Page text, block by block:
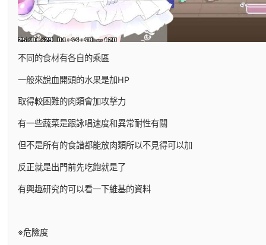
不同的食材有各自的乘區
一般來說血開頭的水果是加HP
取得較困難的肉類會加攻擊力
有一些蔬菜是跟詠唱速度和異常耐性有關
但不是所有的食譜都能放肉類所以不見得可以加
反正就是出門前先吃飽就是了
有興趣研究的可以看一下維基的資料
※危險度